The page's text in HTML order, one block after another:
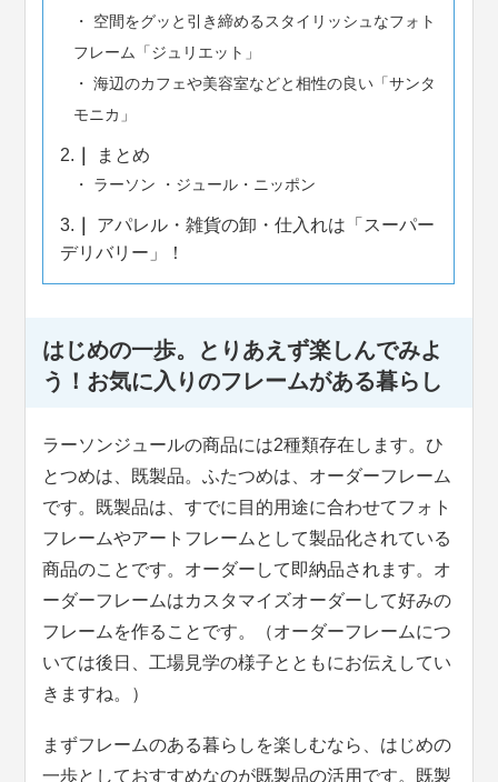
空間をグッと引き締めるスタイリッシュなフォト
フレーム「ジュリエット」
海辺のカフェや美容室などと相性の良い「サンタ
モニカ」
2. まとめ
ラーソン ・ジュール・ニッポン
3.
アパレル・雑貨の卸・仕入れは「スーパー
デリバリー」！
はじめの一歩。とりあえず楽しんでみよ
う！お気に入りのフレームがある暮らし
ラーソンジュールの商品には2種類存在します。ひ
とつめは、既製品。ふたつめは、オーダーフレーム
です。既製品は、すでに目的用途に合わせてフォト
フレームやアートフレームとして製品化されている
商品のことです。オーダーして即納品されます。オ
ーダーフレームはカスタマイズオーダーして好みの
フレームを作ることです。（オーダーフレームにつ
いては後日、工場見学の様子とともにお伝えしてい
きますね。）
まずフレームのある暮らしを楽しむなら、はじめの
一歩としておすすめなのが既製品の活用です。既製